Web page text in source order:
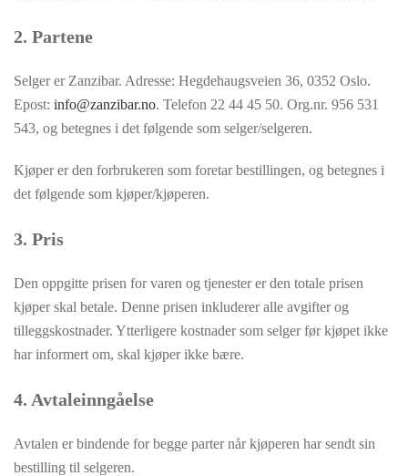
2. Partene
Selger er Zanzibar. Adresse: Hegdehaugsveien 36, 0352 Oslo.
Epost: info@zanzibar.no. Telefon 22 44 45 50. Org.nr. 956 531
543, og betegnes i det følgende som selger/selgeren.
Kjøper er den forbrukeren som foretar bestillingen, og betegnes i
det følgende som kjøper/kjøperen.
3. Pris
Den oppgitte prisen for varen og tjenester er den totale prisen
kjøper skal betale. Denne prisen inkluderer alle avgifter og
tilleggskostnader. Ytterligere kostnader som selger før kjøpet ikke
har informert om, skal kjøper ikke bære.
4. Avtaleinngåelse
Avtalen er bindende for begge parter når kjøperen har sendt sin
bestilling til selgeren.